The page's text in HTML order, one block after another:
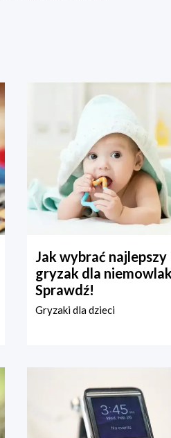
Jak wybrać najlepszy
gryzak dla
Sprawdź!
Gryzaki dla dzieci